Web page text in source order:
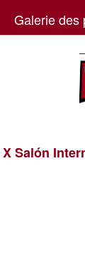
Galerie des
X Salón